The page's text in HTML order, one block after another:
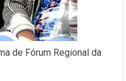
de Fórum Regional da